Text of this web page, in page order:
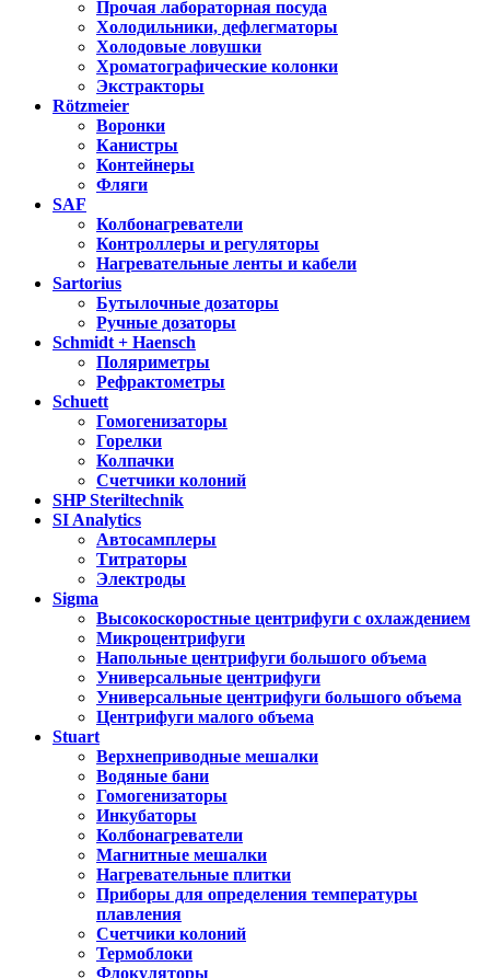
Прочая лабораторная посуда
Холодильники, дефлегматоры
Холодовые ловушки
Хроматографические колонки
Экстракторы
Rötzmeier
Воронки
Канистры
Контейнеры
Фляги
SAF
Колбонагреватели
Контроллеры и регуляторы
Нагревательные ленты и кабели
Sartorius
Бутылочные дозаторы
Ручные дозаторы
Schmidt + Haensch
Поляриметры
Рефрактометры
Schuett
Гомогенизаторы
Горелки
Колпачки
Счетчики колоний
SHP Steriltechnik
SI Analytics
Автосамплеры
Титраторы
Электроды
Sigma
Высокоскоростные центрифуги с охлаждением
Микроцентрифуги
Напольные центрифуги большого объема
Универсальные центрифуги
Универсальные центрифуги большого объема
Центрифуги малого объема
Stuart
Верхнеприводные мешалки
Водяные бани
Гомогенизаторы
Инкубаторы
Колбонагреватели
Магнитные мешалки
Нагревательные плитки
Приборы для определения температуры
плавления
Счетчики колоний
Термоблоки
Флокуляторы